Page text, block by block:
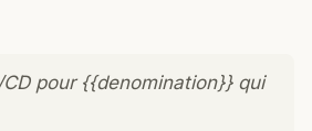
pour {{denomination}} qui